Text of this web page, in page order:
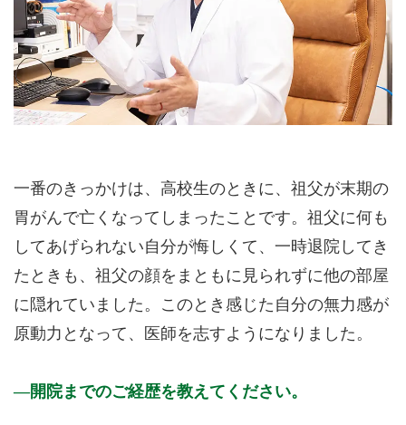
一番のきっかけは、高校生のときに、祖父が末期の
胃がんで亡くなってしまったことです。祖父に何も
してあげられない自分が悔しくて、一時退院してき
たときも、祖父の顔をまともに見られずに他の部屋
に隠れていました。このとき感じた自分の無力感が
原動力となって、医師を志すようになりました。
開院までのご経歴を教えてください。